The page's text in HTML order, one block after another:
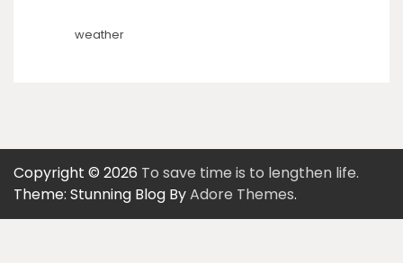
weather
Copyright © 2026 To save time is to lengthen life.
Theme: Stunning Blog ByAdore Themes.